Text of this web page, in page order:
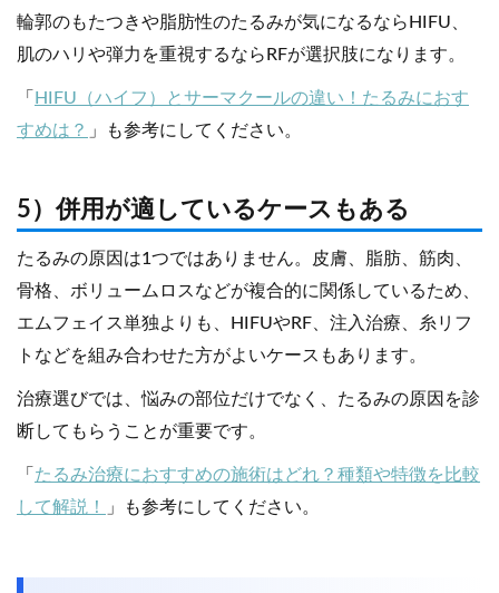
輪郭のもたつきや脂肪性のたるみが気になるならHIFU、
肌のハリや弾力を重視するならRFが選択肢になります。
「 HIFU（ハイフ）とサーマクールの違い！たるみにおす
すめは？ 」も参考にしてください。
5）併用が適しているケースもある
たるみの原因は1つではありません。皮膚、脂肪、筋肉、
骨格、ボリュームロスなどが複合的に関係しているため、
エムフェイス単独よりも、HIFUやRF、注入治療、糸リフ
トなどを組み合わせた方がよいケースもあります。
治療選びでは、悩みの部位だけでなく、たるみの原因を診
断してもらうことが重要です。
「 たるみ治療におすすめの施術はどれ？種類や特徴を比較
して解説！
」も参考にしてください。